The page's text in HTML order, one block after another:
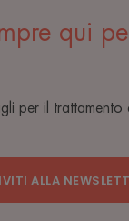
qui
per il
ALLA